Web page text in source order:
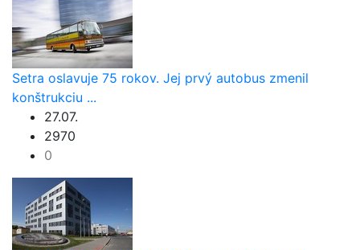
Setra oslavuje 75 rokov. Jej prvý autobus zmenil
konštrukciu ...
27.07.
2970
0